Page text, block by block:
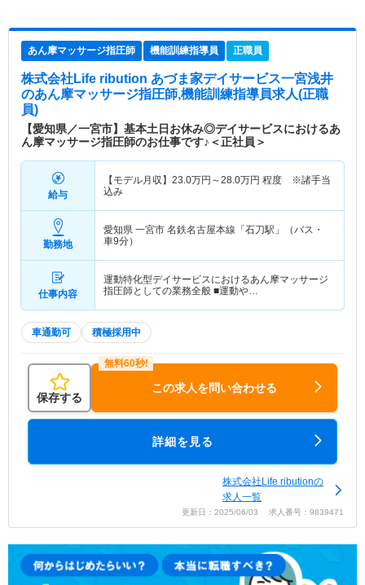
あん摩マッサージ指圧師 機能訓練指導員 正職員
株式会社Life ribution あづま家デイサービス一宮浅井
のあん摩マッサージ指圧師,機能訓練指導員求人(正職
員)
【愛知県／一宮市】基本土日お休み◎デイサービスにおけるあ
ん摩マッサージ指圧師のお仕事です♪＜正社員＞
給与
【モデル月収】 23.0万円～28.0万円 程度 ※諸手当
込み
勤務地
愛知県 一宮市 名鉄名古屋本線「石刀駅」（バス・
車9分）
仕事内容
運動特化型デイサービスにおけるあん摩マッサージ
指圧師としての業務全般 ■運動や…
車通勤可 積極採用中
保存する
この求人を問い合わせる
詳細を見る
株式会社Life ributionの
求人一覧
更新日：2025/06/03 求人番号：9839471